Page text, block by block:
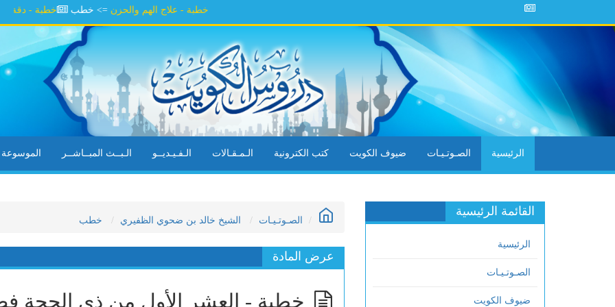
خطبة - دقة الألفاظ خطبة - علاج الهم والحزن=> خطب
الرئيسية الصـوتـيـات ضيوف الكويت كتب الكترونية الـمـقـالات الـفـيـديــو الـبــث المبــاشــر الموسوعة
القائمة الرئيسية
الرئيسية
الصـوتـيـات
ضيوف الكويت
الصـوتـيـات الشيخ خالد بن ضحوي الظفيري خطب
عرض المادة
خطبة - العشر الأول من ذي الحجة